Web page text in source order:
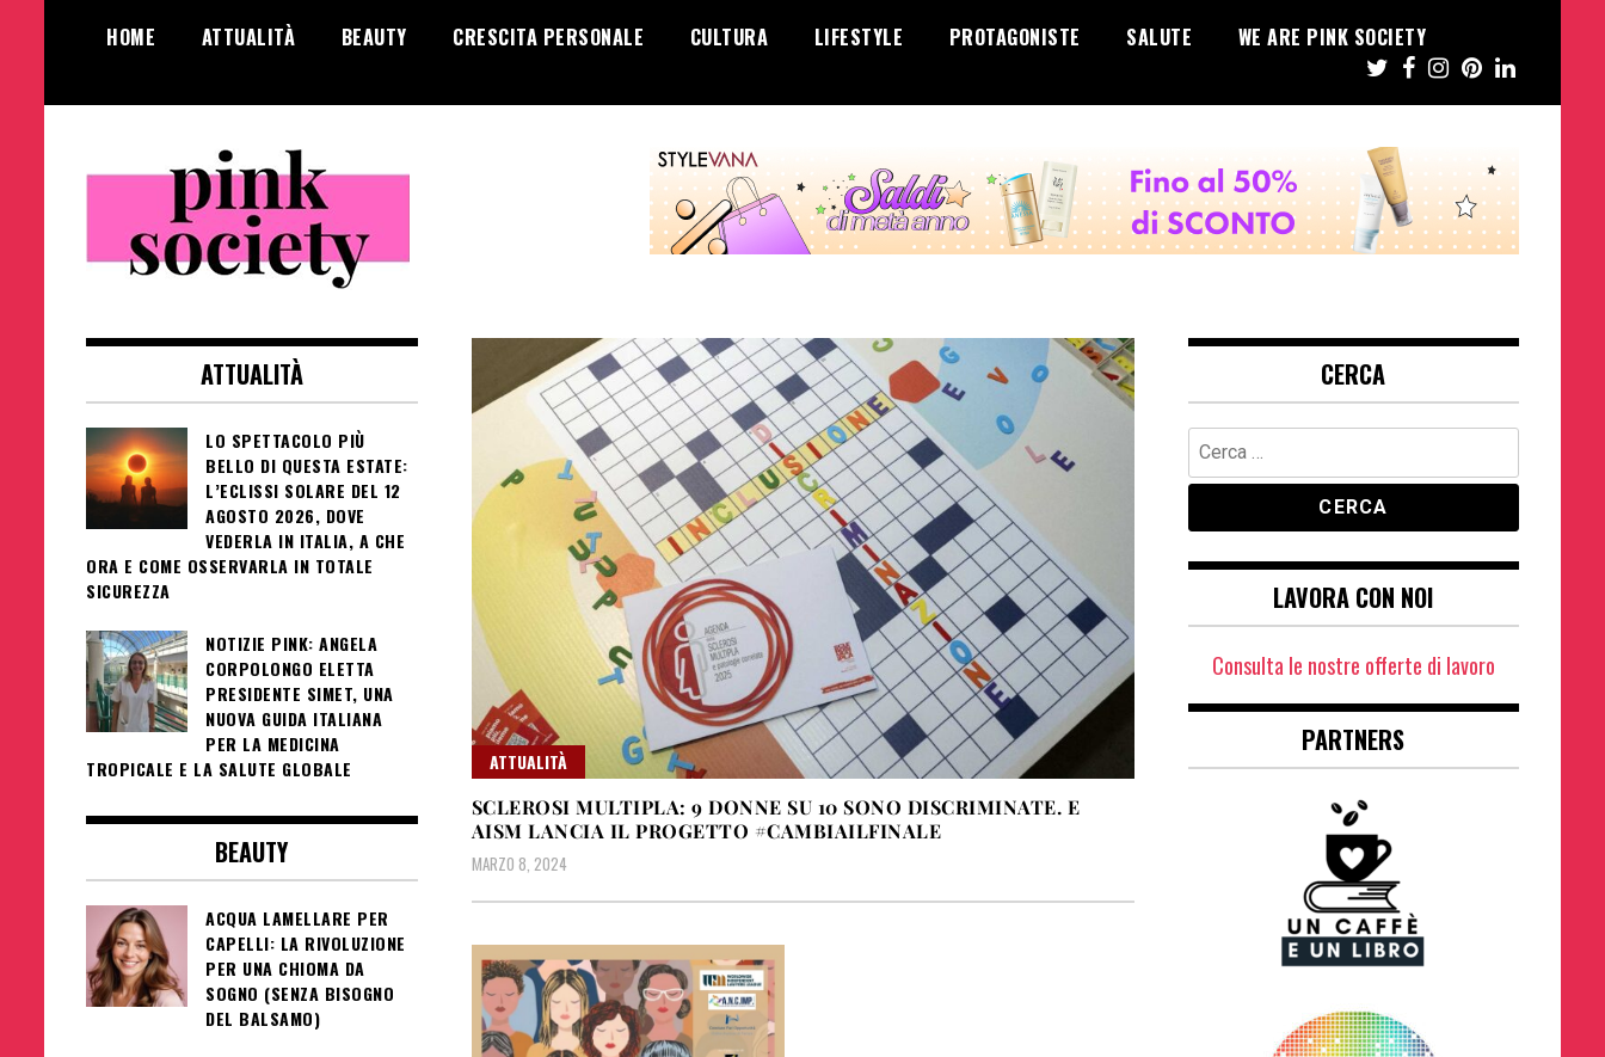
HOME ATTUALITÀ BEAUTY CRESCITA PERSONALE CULTURA LIFESTYLE PROTAGONISTE SALUTE WE ARE PINK SOCIETY
Pink Society
femminile
ATTUALITÀ
SCLEROSI MULTIPLA: 9 DONNE SU 10 SONO DISCRIMINATE. E
AISM LANCIA IL PROGETTO #CAMBIAILFINALE
MARZO 8, 2024
ATTUALITÀ
LO SPETTACOLO PIÙ
BELLO DI QUESTA ESTATE:
L’ECLISSI SOLARE DEL 12
AGOSTO 2026, DOVE
VEDERLA IN ITALIA, A CHE
ORA E COME OSSERVARLA IN TOTALE
SICUREZZA
NOTIZIE PINK: ANGELA
CORPOLONGO ELETTA
PRESIDENTE SIMET, UNA
NUOVA GUIDA ITALIANA
PER LA MEDICINA
TROPICALE E LA SALUTE GLOBALE
BEAUTY
ACQUA LAMELLARE PER
CAPELLI: LA RIVOLUZIONE
PER UNA CHIOMA DA
SOGNO (SENZA BISOGNO
DEL BALSAMO)
CERCA
Ricerca
per:
LAVORA CON NOI
Consulta le nostre offerte di lavoro
PARTNERS